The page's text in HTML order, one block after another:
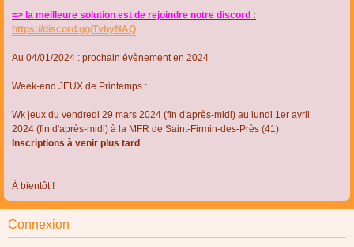
=> la meilleure solution est de rejoindre notre discord :
https://discord.gg/TvhyNAQ
Au 04/01/2024 : prochain évènement en 2024
Week-end JEUX de Printemps :
Wk jeux du vendredi 29 mars 2024 (fin d'après-midi) au lundi 1er avril
2024 (fin d'après-midi) à la MFR de Saint-Firmin-des-Près (41)
Inscriptions à venir plus tard
À bientôt !
Connexion